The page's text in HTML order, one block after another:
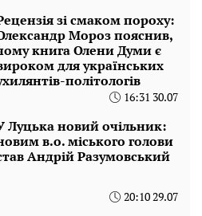
зі смаком пороху:
Мороз пояснив,
книга Олени Думи є
для українських
політологів
16:31 30.07
Луцька новий очільник:
в.о. міського голови
Андрій Разумовський
20:10 29.07